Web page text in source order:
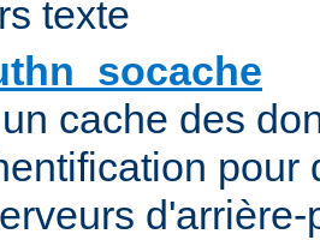
texte
cache des
pour
d'arrière-